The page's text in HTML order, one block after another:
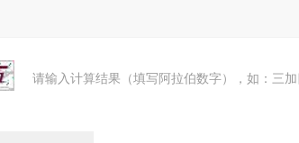
请输入计算结果（填写阿拉伯数字），如：三